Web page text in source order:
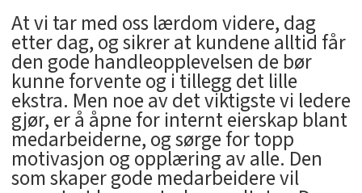
At vi tar med oss lærdom videre, dag
etter dag, og sikrer at kundene alltid får
den gode handleopplevelsen de bør
kunne forvente og i tillegg det lille
ekstra. Men noe av det viktigste vi ledere
gjør, er å åpne for internt eierskap blant
medarbeiderne, og sørge for topp
motivasjon og opplæring av alle. Den
som skaper gode medarbeidere vil